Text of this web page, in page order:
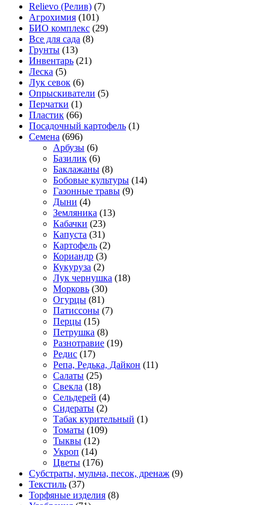
Relievo (Релив) (7)
Агрохимия (101)
БИО комплекс (29)
Все для сада (8)
Грунты (13)
Инвентарь (21)
Леска (5)
Лук севок (6)
Опрыскиватели (5)
Перчатки (1)
Пластик (66)
Посадочный картофель (1)
Семена (696)
Арбузы (6)
Базилик (6)
Баклажаны (8)
Бобовые культуры (14)
Газонные травы (9)
Дыни (4)
Земляника (13)
Кабачки (23)
Капуста (31)
Картофель (2)
Кориандр (3)
Кукуруза (2)
Лук чернушка (18)
Морковь (30)
Огурцы (81)
Патиссоны (7)
Перцы (15)
Петрушка (8)
Разнотравие (19)
Редис (17)
Репа, Редька, Дайкон (11)
Салаты (25)
Свекла (18)
Сельдерей (4)
Сидераты (2)
Табак курительный (1)
Томаты (109)
Тыквы (12)
Укроп (14)
Цветы (176)
Субстраты, мульча, песок, дренаж (9)
Текстиль (37)
Торфяные изделия (8)